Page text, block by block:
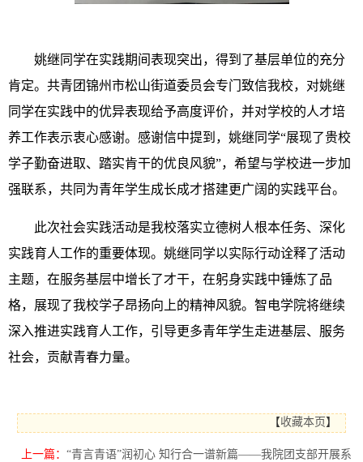
姚继同学在实践期间表现突出，得到了基层单位的充分
肯定。共青团锦州市松山街道委员会专门致信我校，对姚继
同学在实践中的优异表现给予高度评价，并对学校的人才培
养工作表示衷心感谢。感谢信中提到，姚继同学“展现了贵校
学子勤奋进取、踏实肯干的优良风貌”，希望与学校进一步加
强联系，共同为青年学生成长成才搭建更广阔的实践平台。
此次社会实践活动是我校落实立德树人根本任务、深化
实践育人工作的重要体现。姚继同学以实际行动诠释了活动
主题，在服务基层中增长了才干，在躬身实践中锤炼了品
格，展现了我校学子昂扬向上的精神风貌。智电学院将继续
深入推进实践育人工作，引导更多青年学生走进基层、服务
社会，贡献青春力量。
【收藏本页 】
上一篇： “青言青语”润初心 知行合一谱新篇——我院团支部开展系